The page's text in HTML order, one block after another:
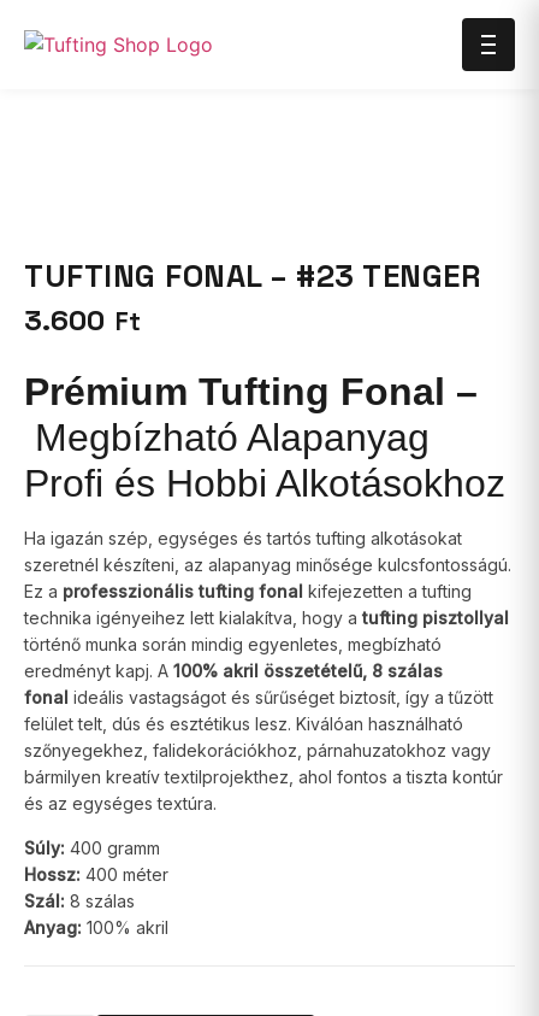
TUFTING FONAL – #23 TENGER
3.600 Ft
Prémium Tufting Fonal –
Megbízható Alapanyag
Profi és Hobbi Alkotásokhoz
Ha igazán szép, egységes és tartós tufting alkotásokat
szeretnél készíteni, az alapanyag minősége kulcsfontosságú.
Ez a professzionális tufting fonal kifejezetten a tufting
technika igényeihez lett kialakítva, hogy a tufting pisztollyal
történő munka során mindig egyenletes, megbízható
eredményt kapj. A 100% akril összetételű, 8 szálas
fonal ideális vastagságot és sűrűséget biztosít, így a tűzött
felület telt, dús és esztétikus lesz. Kiválóan használható
szőnyegekhez, falidekorációkhoz, párnahuzatokhoz vagy
bármilyen kreatív textilprojekthez, ahol fontos a tiszta kontúr
és az egységes textúra.
Súly: 400 gramm
Hossz: 400 méter
Szál: 8 szálas
Anyag: 100% akril